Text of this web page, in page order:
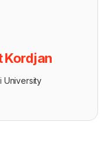
Kordjan
University